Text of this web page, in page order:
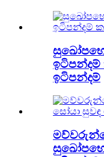
ඉටිපන්දම්
ඉටිපන්දම්